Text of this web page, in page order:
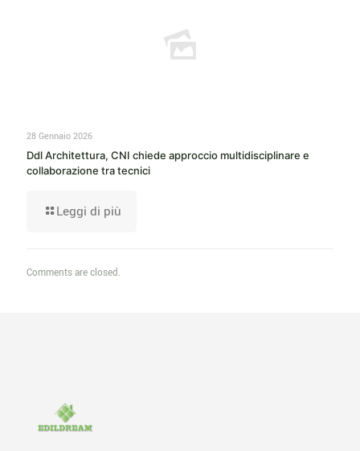
28 Gennaio 2026
Ddl Architettura, CNI chiede approccio multidisciplinare e
collaborazione tra tecnici
Leggi di più
Comments are closed.